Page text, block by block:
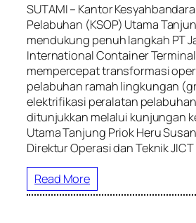
SUTAMI – Kantor
Pelabuhan (KSOP) Utama
mendukung penuh langkah PT
International Container
mempercepat transformasi
pelabuhan ramah lingkungan
elektrifikasi peralatan
ditunjukkan melalui kunjungan
Utama Tanjung Priok Heru
Direktur Operasi dan Teknik
Read More